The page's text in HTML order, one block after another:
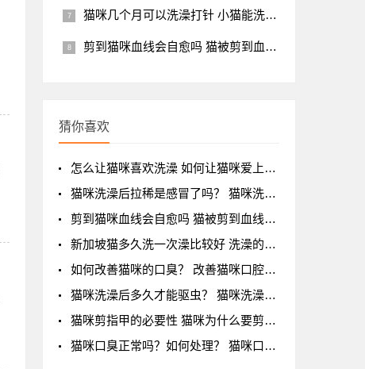
猫咪几个月可以洗澡打针 小猫能洗澡打针的年龄时间
剪到猫咪血线会自愈吗 猫被剪到血线不处理的后果
猜你喜欢
怎么让猫咪喜欢洗澡 如何让猫咪爱上洗澡
猫咪洗澡后拉稀是感冒了吗？ 猫咪洗澡后腹泻是
剪到猫咪血线会自愈吗 猫被剪到血线不处理的后
新加坡猫多久洗一次澡比较好 洗澡的注意事项有
如何改善猫咪的口臭？ 改善猫咪口腔异味的方法
猫咪洗澡后多久才能驱虫？ 猫咪洗澡后多久能进
猫咪剪指甲的必要性 猫咪为什么要剪指甲
猫咪口臭正常吗？如何处理？ 猫咪口臭正常吗？